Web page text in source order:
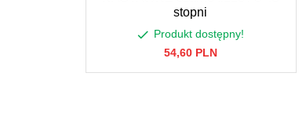
stopni
Produkt dostępny!
54,60 PLN